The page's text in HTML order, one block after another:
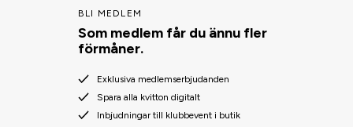
BLI MEDLEM
Som medlem får du ännu fler
förmåner.
Exklusiva medlemserbjudanden
Spara alla kvitton digitalt
Inbjudningar till klubbevent i butik